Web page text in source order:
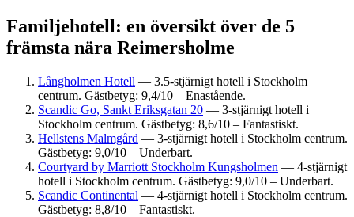
Familjehotell: en översikt över de 5
främsta nära Reimersholme
Långholmen Hotell — 3.5-stjärnigt hotell i Stockholm
centrum. Gästbetyg: 9,4/10 – Enastående.
Scandic Go, Sankt Eriksgatan 20 — 3-stjärnigt hotell i
Stockholm centrum. Gästbetyg: 8,6/10 – Fantastiskt.
Hellstens Malmgård — 3-stjärnigt hotell i Stockholm centrum.
Gästbetyg: 9,0/10 – Underbart.
Courtyard by Marriott Stockholm Kungsholmen — 4-stjärnigt
hotell i Stockholm centrum. Gästbetyg: 9,0/10 – Underbart.
Scandic Continental — 4-stjärnigt hotell i Stockholm centrum.
Gästbetyg: 8,8/10 – Fantastiskt.